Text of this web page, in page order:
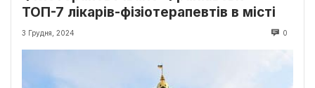
ТОП-7 лікарів-фізіотерапевтів в місті
3 Грудня, 2024 0